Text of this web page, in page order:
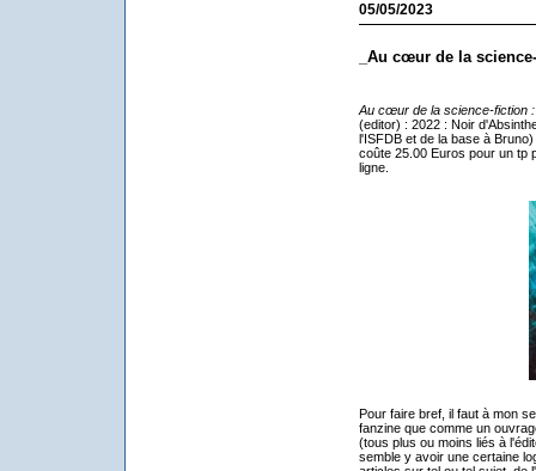
05/05/2023
_Au cœur de la
Au cœur de la science-fiction
(editor) : 2022 : Noir
l'ISFDB et de la base à
coûte 25.00 Euros pour un tp
ligne.
Pour faire bref, il faut à mon
fanzine que comme un
(tous plus ou moins liés à
semble y avoir une certaine